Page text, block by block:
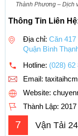
Thành Phương – Dịch
Thông Tin Liên
Địa chỉ: Căn
Quận Bình
Hotline: (028) 62
Email:
Website:
Thành Lập: 2017
7 Vận Tải